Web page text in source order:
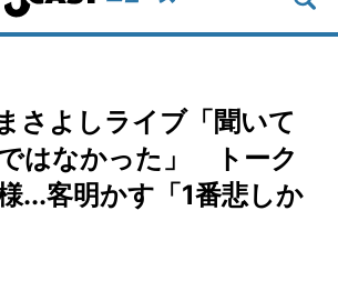
さよしライブ「聞いて
はなかった」 トーク
...客明かす「1番悲しか